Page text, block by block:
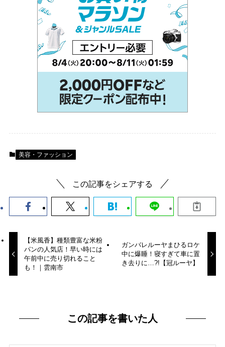
美容・ファッション
この記事をシェアする
【米風香】種類豊富な米粉
パンの人気店！早い時には
午前中に売り切れること
も！｜雲南市
ガンバレルーヤまひるロケ
中に爆睡！寝すぎて車に置
き去りに…?!【冠ルーヤ】
この記事を書いた人